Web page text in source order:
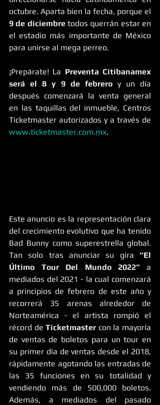
9 de diciembre todos querrán estar en
el estadio más importante de México
para unirse al mega perreo.
¡Prepárate! La Preventa Citibanamex
será el 8 y 9 de febrero y un día
después comenzará la venta general
en las taquillas del inmueble, Centros
www.ticketmaster.com.mx.
Este anuncio es la representación clara
del crecimiento evolutivo que ha tenido
Bad Bunny como superestrella global.
Tan solo tras anunciar su gira “El
Último Tour Del Mundo 2022” a
mediados del 2021 - la cual comenzará
a principios de febrero de este año y
recorrerá 35 arenas alrededor de
Norteamérica - el artista rompió el
récord de Ticketmaster con la mayoría
de ventas de boletos para un tour en
su primer día de ventas desde el 2018,
rápidamente agotando las entradas de
las 35 funciones en su totalidad y
vendiendo más de 500,000 boletos.
Además, a mediados del pasado